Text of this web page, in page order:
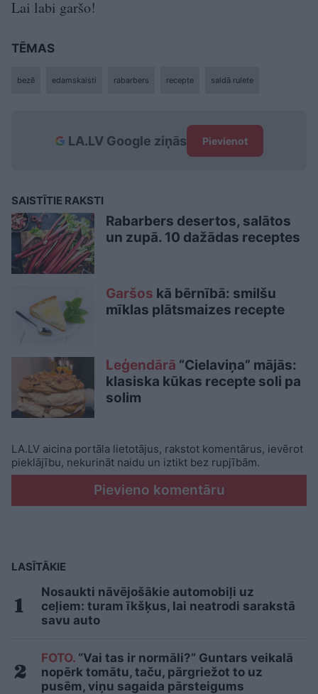
Lai labi garšo!
TĒMAS
bezē edamskaisti rabarbers recepte saldā rulete
LA.LV Google ziņās Pievienot
SAISTĪTIE RAKSTI
Rabarbers desertos, salātos
un zupā. 10 dažādas receptes
Garšos kā bērnībā: smilšu
mīklas plātsmaizes recepte
Leģendārā “Cielaviņa” mājās:
klasiska kūkas recepte soli pa
solim
LA.LV aicina portāla lietotājus, rakstot komentārus, ievērot
pieklājību, nekurināt naidu un iztikt bez rupjībām.
Pievieno komentāru
LASĪTĀKIE
Nosaukti nāvējošākie automobiļi uz
ceļiem: turam īkšķus, lai neatrodi sarakstā
savu auto
FOTO. “Vai tas ir normāli?” Guntars veikalā
nopērk tomātu, taču, pārgriežot to uz
pusēm, viņu sagaida pārsteigums